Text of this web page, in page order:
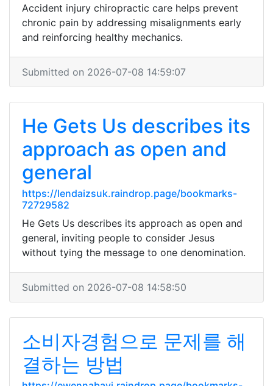
Accident injury chiropractic care helps prevent
chronic pain by addressing misalignments early
and reinforcing healthy mechanics.
Submitted on 2026-07-08 14:59:07
He Gets Us describes its
approach as open and
general
https://lendaizsuk.raindrop.page/bookmarks-
72729582
He Gets Us describes its approach as open and
general, inviting people to consider Jesus
without tying the message to one denomination.
Submitted on 2026-07-08 14:58:50
소비자경험으로 문제를 해
결하는 방법